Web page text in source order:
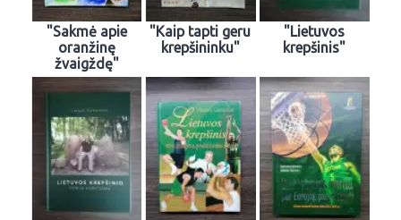
"Sakmė apie
oranžinę
žvaigždę"
"Kaip tapti geru
krepšininku"
"Lietuvos
krepšinis"